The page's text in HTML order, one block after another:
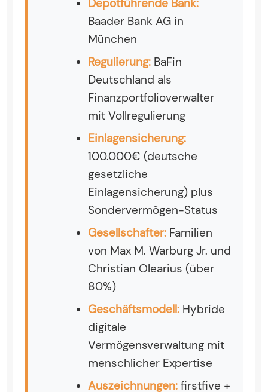
Depotführende Bank:
Baader Bank AG in
München
Regulierung: BaFin
Deutschland als
Finanzportfolioverwalter
mit Vollregulierung
Einlagensicherung:
100.000€ (deutsche
gesetzliche
Einlagensicherung) plus
Sondervermögen-Status
Gesellschafter: Familien
von Max M. Warburg Jr. und
Christian Olearius (über
80%)
Geschäftsmodell: Hybride
digitale
Vermögensverwaltung mit
menschlicher Expertise
Auszeichnungen: firstfive +